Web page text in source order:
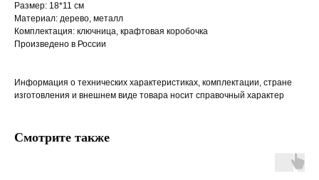
Размер: 18*11 см
Материал: дерево, металл
Комплектация: ключница, крафтовая коробочка
Произведено в России
Информация о технических характеристиках, комплектации, стране
изготовления и внешнем виде товара носит справочный характер
Смотрите также